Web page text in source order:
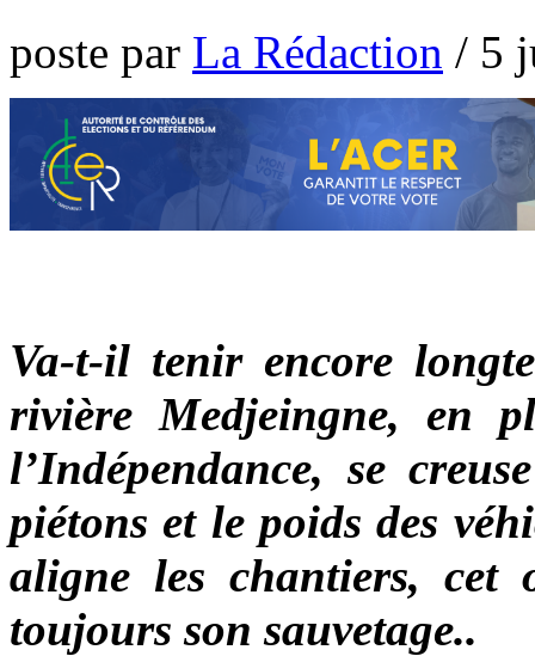
poste par La Rédaction / 5
Va-t-il tenir encore
rivière Medjeingne, en
l’Indépendance, se
piétons et le poids des
aligne les chantiers, cet
toujours son sauvetage..